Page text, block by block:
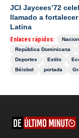
JCI Jaycees’72
llamado a
Latina
Enlaces rápidos:
República Dominicana
Deportes
Estilo
Béisbol
portada